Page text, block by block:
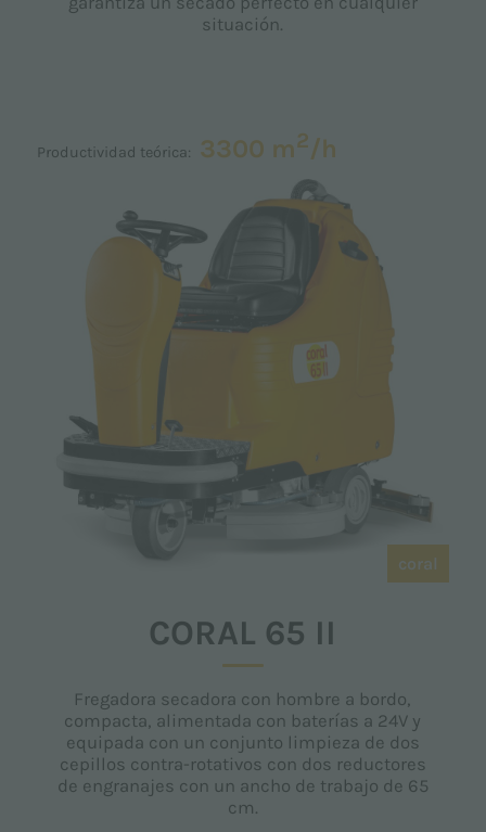
situación.
Productividad teórica: 3300 m2/h
coral
CORAL 65 II
Fregadora secadora con hombre a bordo,
compacta, alimentada con baterías a 24V y
equipada con un conjunto limpieza de dos
cepillos contra-rotativos con dos reductores
de engranajes con un ancho de trabajo de 65
cm.